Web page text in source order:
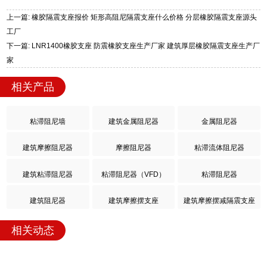
上一篇: 橡胶隔震支座报价 矩形高阻尼隔震支座什么价格 分层橡胶隔震支座源头
工厂
下一篇: LNR1400橡胶支座 防震橡胶支座生产厂家 建筑厚层橡胶隔震支座生产厂
家
相关产品
粘滞阻尼墙 建筑金属阻尼器 金属阻尼器
建筑摩擦阻尼器 摩擦阻尼器 粘滞流体阻尼器
建筑粘滞阻尼器 粘滞阻尼器（VFD） 粘滞阻尼器
建筑阻尼器 建筑摩擦摆支座 建筑摩擦摆减隔震支座
相关动态